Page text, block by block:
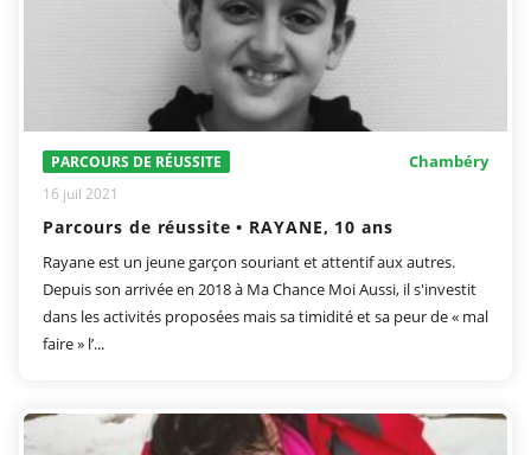
PARCOURS DE RÉUSSITE Chambéry
16 juil 2021
Parcours de réussite • RAYANE, 10 ans
Rayane est un jeune garçon souriant et attentif aux autres.
Depuis son arrivée en 2018 à Ma Chance Moi Aussi, il s'investit
dans les activités proposées mais sa timidité et sa peur de « mal
faire » l’...